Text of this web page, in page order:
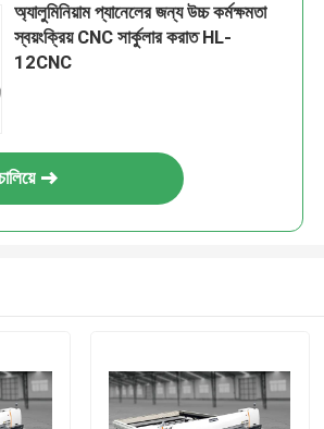
অ্যালুমিনিয়াম প্যানেলের জন্য উচ্চ কর্মক্ষমতা
স্বয়ংক্রিয় CNC সার্কুলার করাত HL-
12CNC